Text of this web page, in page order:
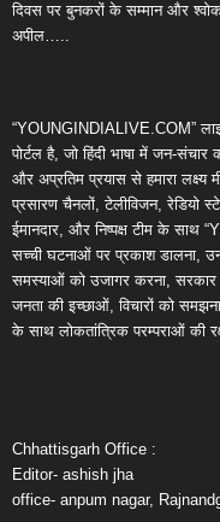
दिवस पर बुनकरों के सम्मान और
अपील…..
“YOUNGINDIALIVE.COM”
पोर्टल है, जो हिंदी भाषा में जन-
और अप्रतिम प्रयास से हमारा लक्ष्य
प्रसारण चैनलों, टेलीविजन, रेडियो
ईमानदार, और निष्पक्ष टीम के साथ
सच्ची घटनाओं पर प्रकाश डालना,
समस्याओं को उजागर करना, सरकार
जनता की इच्छाओं, विचारों को
के साथ लोकतांत्रिक परम्पराओं की
Chhattisgarh Office :
Editor- ashish jha
office- anpum nagar,